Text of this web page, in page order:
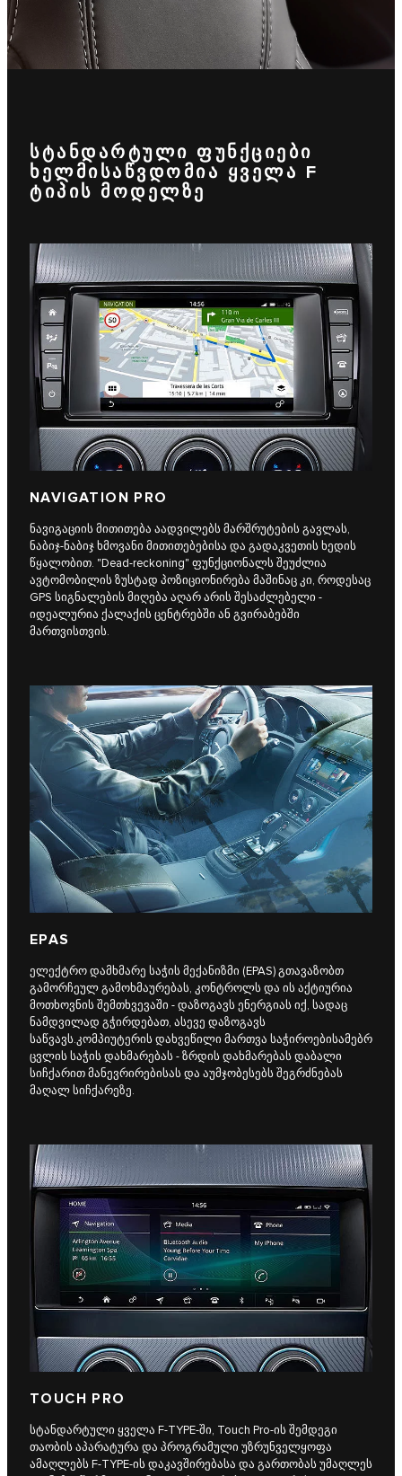
ᲡᲢᲐᲜᲓᲐᲠᲢᲣᲚᲘ ᲤᲣᲜᲥᲪᲘᲔᲑᲘ
ᲮᲔᲚᲛᲘᲡᲐᲬᲕᲓᲝᲛᲘᲐ ᲧᲕᲔᲚᲐ F
ᲢᲘᲞᲘᲡ ᲛᲝᲓᲔᲚᲖᲔ
NAVIGATION PRO
ნავიგაციის მითითება აადვილებს მარშრუტების გავლას,
ნაბიჯ-ნაბიჯ ხმოვანი მითითებებისა და გადაკვეთის ხედის
წყალობით. "Dead-reckoning" ფუნქციონალს შეუძლია
ავტომობილის ზუსტად პოზიციონირება მაშინაც კი, როდესაც
GPS სიგნალების მიღება აღარ არის შესაძლებელი -
იდეალურია ქალაქის ცენტრებში ან გვირაბებში
მართვისთვის.
EPAS
ელექტრო დამხმარე საჭის მექანიზმი (EPAS) გთავაზობთ
გამორჩეულ გამოხმაურებას, კონტროლს და ის აქტიურია
მოთხოვნის შემთხვევაში - დაზოგავს ენერგიას იქ, სადაც
ნამდვილად გჭირდებათ, ასევე დაზოგავს
საწვავს.კომპიუტერის დახვეწილი მართვა საჭიროებისამებრ
ცვლის საჭის დახმარებას - ზრდის დახმარებას დაბალი
სიჩქარით მანევრირებისას და აუმჯობესებს შეგრძნებას
მაღალ სიჩქარეზე.
TOUCH PRO
სტანდარტული ყველა F‑TYPE-ში, Touch Pro-ის შემდეგი
თაობის აპარატურა და პროგრამული უზრუნველყოფა
ამაღლებს F‑TYPE-ის დაკავშირებასა და გართობას უმაღლეს